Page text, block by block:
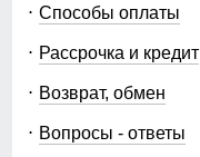
Способы оплаты
Рассрочка и кредит
Возврат, обмен
Вопросы - ответы